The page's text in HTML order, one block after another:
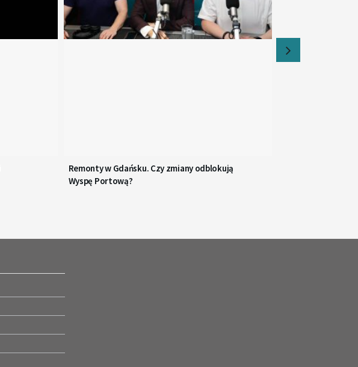
Remonty w Gdańsku. Czy zmiany odblokują
Wyspę Portową?